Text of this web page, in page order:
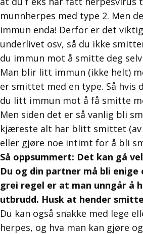
munnherpes med type 2. Men
immun enda! Derfor er det
underlivet osv, så du ikke
du immun mot å smitte deg
Man blir litt immun (ikke helt)
er smittet med en type. Så
du litt immun mot å få smitte
Men siden det er så vanlig bli
kjæreste alt har blitt smittet (av
eller gjøre noe intimt for å bli
Så oppsummert: Det kan gå
Du og din partner må bli
grei regel er at man unngår å
utbrudd. Husk at hender
Du kan også snakke med lege
herpes, og hva man kan gjøre